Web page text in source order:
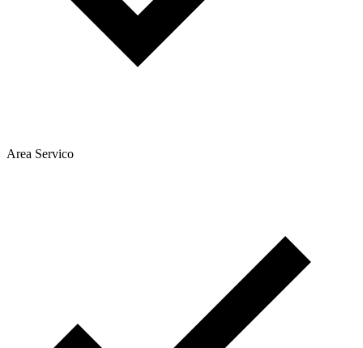
Area Servico